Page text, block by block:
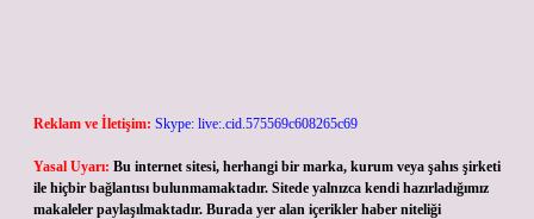
Reklam ve İletişim: Skype: live:.cid.575569c608265c69
Yasal Uyarı: Bu internet sitesi, herhangi bir marka, kurum veya şahıs şirketi
ile hiçbir bağlantısı bulunmamaktadır. Sitede yalnızca kendi hazırladığımız
makaleler paylaşılmaktadır. Burada yer alan içerikler haber niteliği